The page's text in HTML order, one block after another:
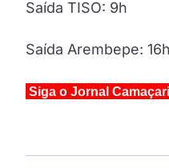
Saída TISO: 9h
Saída Arembepe: 16h
Siga o Jornal